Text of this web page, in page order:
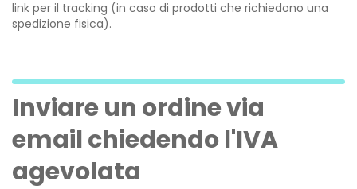
link per il tracking (in caso di prodotti che richiedono una
spedizione fisica).
Inviare un ordine via
email chiedendo l'IVA
agevolata